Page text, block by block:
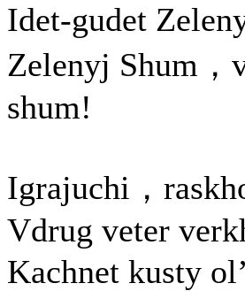
Idet-gudet
Zelenyj Shum，
shum!
Igrajuchi，
Vdrug veter
Kachnet kusty